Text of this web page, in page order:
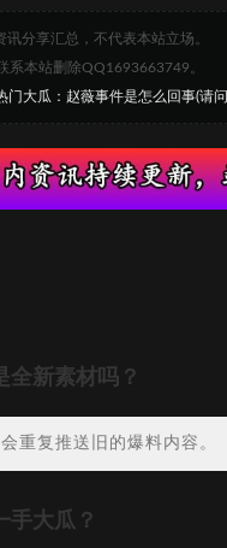
分享汇总，不代表本站立场。
系本站删除QQ1693663749。
门大瓜：赵薇事件是怎么回事(请
全新素材吗？
重复推送旧的爆料内容。
手大瓜？